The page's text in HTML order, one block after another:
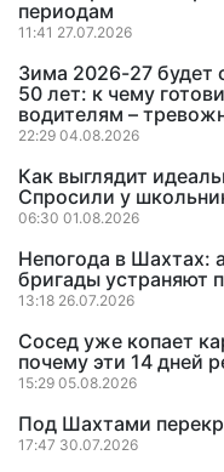
периодам
11:41 27.07.2026
Зима 2026-27 будет
50 лет: к чему
водителям –
22:29 04.08.2026
Как выглядит
Спросили у
06:30 01.08.2026
Непогода в Шахтах:
бригады устраняют
13:18 26.07.2026
Сосед уже копает
почему эти 14 дней
15:29 05.08.2026
Под Шахтами
17:47 30.07.2026